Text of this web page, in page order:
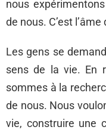
nous
de nous. C’est
Les gens se
sens de la vie. En
sommes à la
de nous. Nous
vie, construire une